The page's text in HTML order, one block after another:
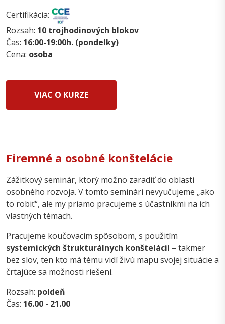
Certifikácia:
Rozsah: 10 trojhodinových blokov
Čas: 16:00-19:00h. (pondelky)
Cena: osoba
VIAC O KURZE
Firemné a osobné konštelácie
Zážitkový seminár, ktorý možno zaradiť do oblasti
osobného rozvoja. V tomto seminári nevyučujeme „ako
to robiť“, ale my priamo pracujeme s účastníkmi na ich
vlastných témach.
Pracujeme koučovacím spôsobom, s použitím
systemických štrukturálnych konštelácií – takmer
bez slov, ten kto má tému vidí živú mapu svojej situácie a
črtajúce sa možnosti riešení.
Rozsah: poldeň
Čas: 16.00 - 21.00